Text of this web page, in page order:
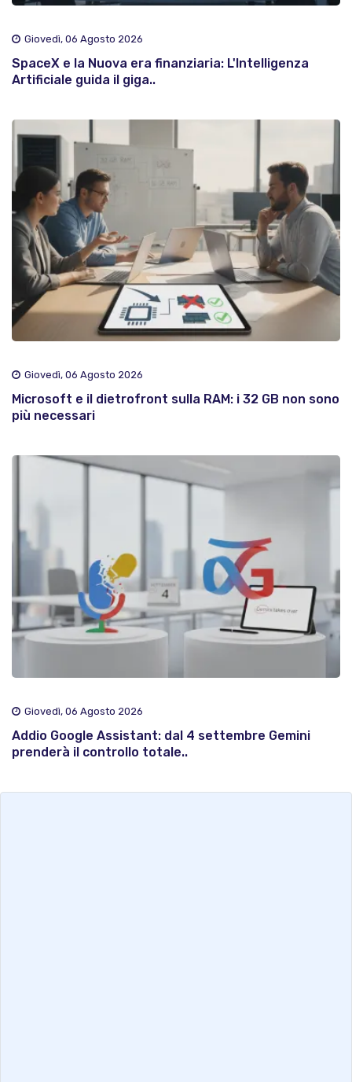
Giovedì, 06 Agosto 2026
SpaceX e la Nuova era finanziaria: L'Intelligenza
Artificiale guida il giga..
Giovedì, 06 Agosto 2026
Microsoft e il dietrofront sulla RAM: i 32 GB non sono
più necessari
Giovedì, 06 Agosto 2026
Addio Google Assistant: dal 4 settembre Gemini
prenderà il controllo totale..